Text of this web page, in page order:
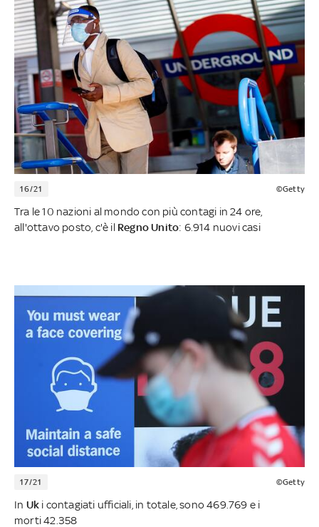
16/21 ©Getty
Tra le 10 nazioni al mondo con più contagi in 24 ore,
all'ottavo posto, c'è il Regno Unito: 6.914 nuovi casi
17/21 ©Getty
In Uk i contagiati ufficiali, in totale, sono 469.769 e i
morti 42.358